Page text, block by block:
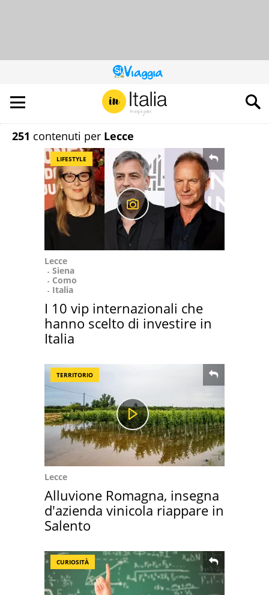
QUESTO
SITO
CONTRIBUISCE
ALL’AUDIENCE
DI
251 contenuti per Lecce
LIFESTYLE
Lecce
Siena
Como
Italia
I 10 vip internazionali che
hanno scelto di investire in
Italia
TERRITORIO
Lecce
Alluvione Romagna, insegna
d'azienda vinicola riappare in
Salento
CURIOSITÀ